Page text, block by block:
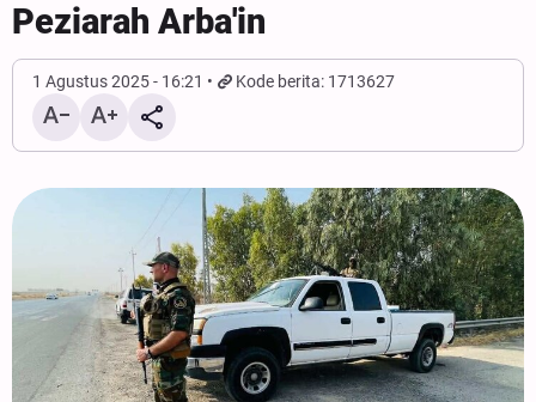
Peziarah Arba'in
1 Agustus 2025 - 16:21 Kode berita: 1713627